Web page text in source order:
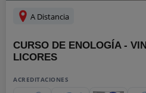
A Distancia
CURSO DE ENOLOGÍA -
LICORES
ACREDITACIONES